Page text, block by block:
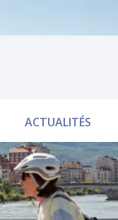
ACTUALITÉS